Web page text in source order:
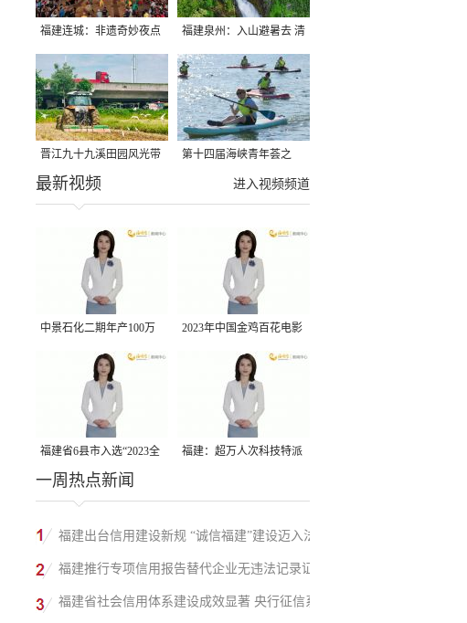
福建连城：非遗奇妙夜点
亮夏夜
福建泉州：入山避暑去 清
凉好惬意
晋江九十九溪田园风光带
千亩早稻迎来成熟收割季
第十四届海峡青年荟之
2026榕台青年大学生水上
进入视频频道
最新视频
中景石化二期年产100万
吨丙烷脱氢项目建成中交
2023年中国金鸡百花电影
节有福电影巡展31日启动
福建省6县市入选“2023全
国县域发展潜力百强县”
福建：超万人次科技特派
一周热点新闻
福建出台信用建设新规 “诚信福建”建设迈入法
治化新阶段
福建推行专项信用报告替代企业无违法记录证
明改革成效显著
福建省社会信用体系建设成效显著 央行征信系